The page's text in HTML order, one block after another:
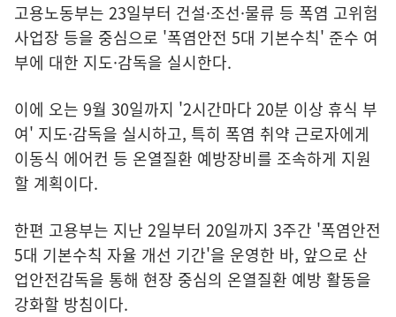
고용노동부는 23일부터 건설·조선·물류 등 폭염 고위험
사업장 등을 중심으로 '폭염안전 5대 기본수칙' 준수 여
부에 대한 지도·감독을 실시한다.
이에 오는 9월 30일까지 '2시간마다 20분 이상 휴식 부
여' 지도·감독을 실시하고, 특히 폭염 취약 근로자에게
이동식 에어컨 등 온열질환 예방장비를 조속하게 지원
할 계획이다.
한편 고용부는 지난 2일부터 20일까지 3주간 '폭염안전
5대 기본수칙 자율 개선 기간'을 운영한 바, 앞으로 산
업안전감독을 통해 현장 중심의 온열질환 예방 활동을
강화할 방침이다.